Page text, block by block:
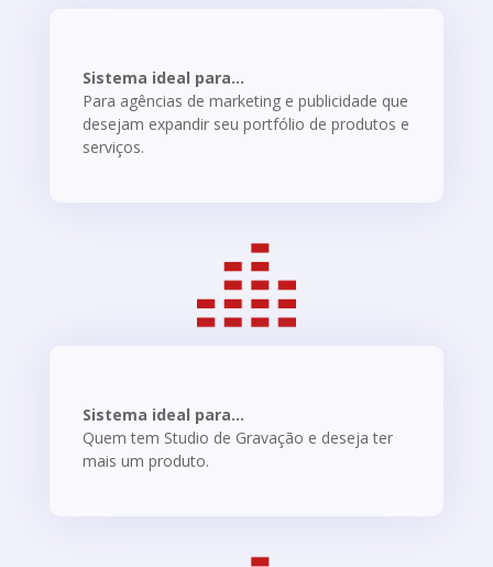
Sistema ideal para...
Para agências de marketing e publicidade que
desejam expandir seu portfólio de produtos e
serviços.
Sistema ideal para...
Quem tem Studio de Gravação e deseja ter
mais um produto.